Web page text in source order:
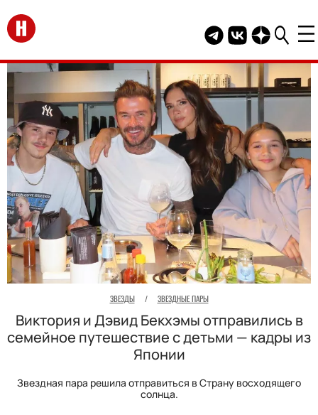
Перейти на главную
Telegram канал
Группа HELLO
Канал
ЗВЕЗДЫ / ЗВЕЗДНЫЕ ПАРЫ
Виктория и Дэвид Бекхэмы отправились в
семейное путешествие с детьми — кадры из
Японии
Звездная пара решила отправиться в Страну восходящего
солнца.